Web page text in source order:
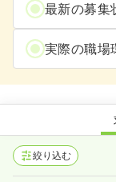
最新の募集
実際の職場
住宅
絞り込む